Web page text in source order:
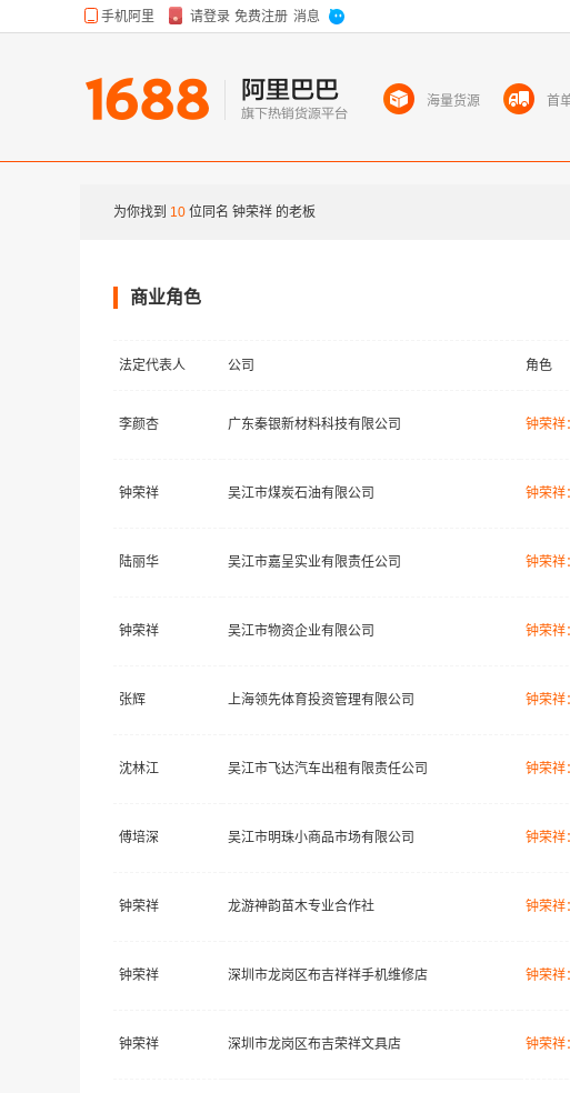
海量货源 首
为你找到 10 位同名 钟荣祥 的老板
商业角色
法定代表人 公司 角色
李颜杏 广东秦银新材料科技有限公司 钟荣祥
钟荣祥 吴江市煤炭石油有限公司 钟荣祥
陆丽华 吴江市嘉呈实业有限责任公司 钟荣祥
钟荣祥 吴江市物资企业有限公司 钟荣祥
张辉 上海领先体育投资管理有限公司 钟荣祥
沈林江 吴江市飞达汽车出租有限责任公司 钟荣祥
傅培深 吴江市明珠小商品市场有限公司 钟荣祥
钟荣祥 龙游神韵苗木专业合作社 钟荣祥
钟荣祥 深圳市龙岗区布吉祥祥手机维修店 钟荣祥
钟荣祥 深圳市龙岗区布吉荣祥文具店 钟荣祥